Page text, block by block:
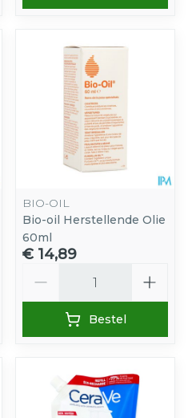
BIO-OIL
Bio-oil Herstellende Olie
60ml
€ 14,89
Bestel